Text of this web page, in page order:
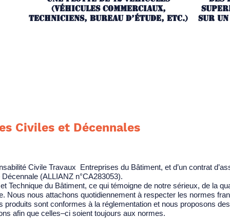
(véhicules commerciaux,
techniciens, bureau d’étude, etc.)
sur un
Civiles et Décennales
Civile Travaux Entreprises du Bâtiment, et d’un contrat
(ALLIANZ n°CA283053).
Technique du Bâtiment, ce qui témoigne de notre sérieux, de la
Nous nous attachons quotidiennement à respecter les normes
produits sont conformes à la réglementation et nous proposons
afin que celles–ci soient toujours aux normes.